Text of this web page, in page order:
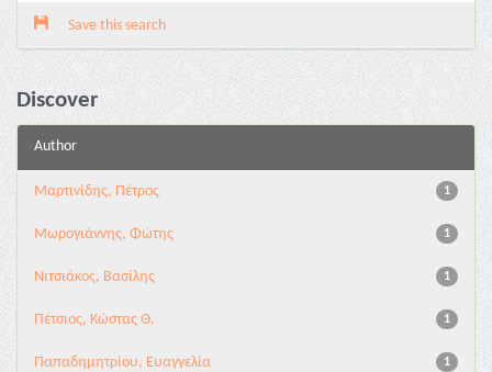
Save this search
Discover
Author
1
Μαρτινίδης, Πέτρος
1
Μωρογιάννης, Φώτης
1
Νιτσιάκος, Βασίλης
1
Πέτσιος, Κώστας Θ.
1
Παπαδημητρίου, Ευαγγελία